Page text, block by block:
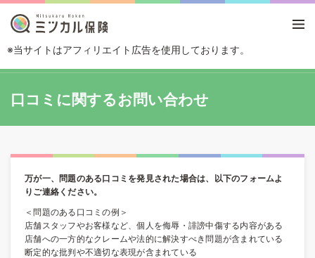
※当サイトはアフィリエイト広告を使用しております。
口コミに関するお問い合わせ
万が一、問題のある口コミを発見された場合は、以下のフォームよ
りご連絡ください。
＜問題のある口コミの例＞
店舗スタッフやお客様など、個人を侮辱・誹謗中傷する内容がある
店舗への一方的なクレームや法的に解決すべき問題が含まれている
断定的な批判や不適切な表現が含まれている